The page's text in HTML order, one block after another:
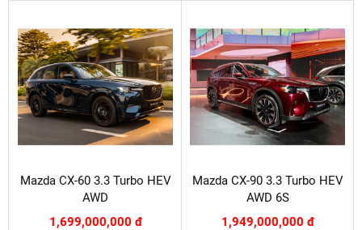
Mazda CX-60 3.3 Turbo HEV
AWD
1,699,000,000 đ
Mazda CX-90 3.3 Turbo HEV
AWD 6S
1,949,000,000 đ